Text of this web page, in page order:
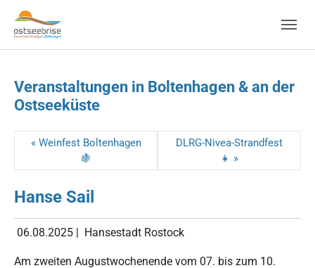
Skip to main navigation
Zum Hauptinhalt springen
Skip to page footer
Veranstaltungen in Boltenhagen & an der
Ostseeküste
« Weinfest Boltenhagen
🍇
DLRG-Nivea-Strandfest
👧 »
Hanse Sail
06.08.2025 | Hansestadt Rostock
Am zweiten Augustwochenende vom 07. bis zum 10.